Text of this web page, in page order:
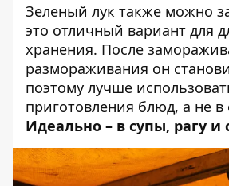
Зеленый лук также можно
это отличный вариант для
хранения. После
размораживания он
поэтому лучше
приготовления блюд, а не
Идеально – в супы, рагу и